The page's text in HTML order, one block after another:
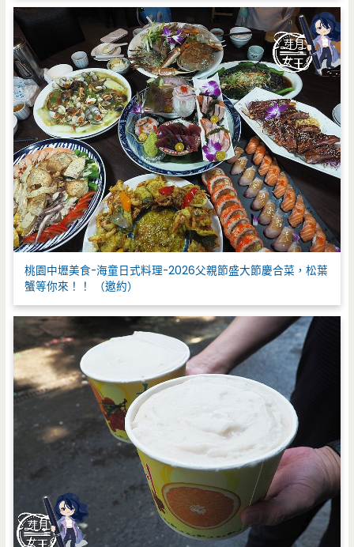
桃園中壢美食-海童日式料理-2026父親節盛大節慶合菜，松葉
蟹等你來！！ （邀約）